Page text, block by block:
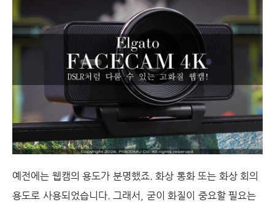
예전에는 웹캠의 용도가 분명했죠. 화상 통화 또는 화상 회의
용도로 사용되었습니다. 그래서, 굳이 화질이 중요할 필요는